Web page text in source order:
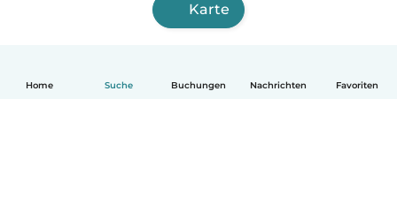
Home Suche Buchungen Nachrichten Favoriten
Karte